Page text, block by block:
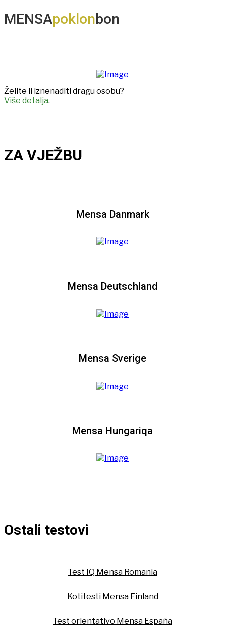
MENSApoklonbon
Želite li iznenaditi dragu osobu?
Više detalja.
ZA VJEŽBU
Mensa Danmark
Mensa Deutschland
Mensa Sverige
Mensa Hungariqa
Ostali testovi
Test IQ Mensa Romania
Kotitesti Mensa Finland
Test orientativo Mensa España